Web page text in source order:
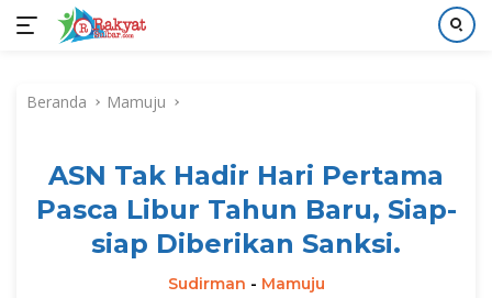
kontenBeranda Mamuju
ASN Tak Hadir Hari Pertama
Pasca Libur Tahun Baru, Siap-
siap Diberikan Sanksi.
Sudirman - Mamuju